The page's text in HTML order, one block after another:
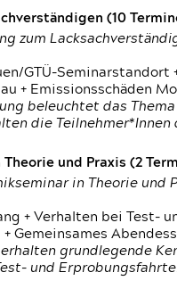
(10
zum
GTÜ-
+ Emissionsschäden
beleuchtet das
die
und Praxis (2
in Theorie und
+ Verhalten bei Test-
Gemeinsames
grundlegende
und